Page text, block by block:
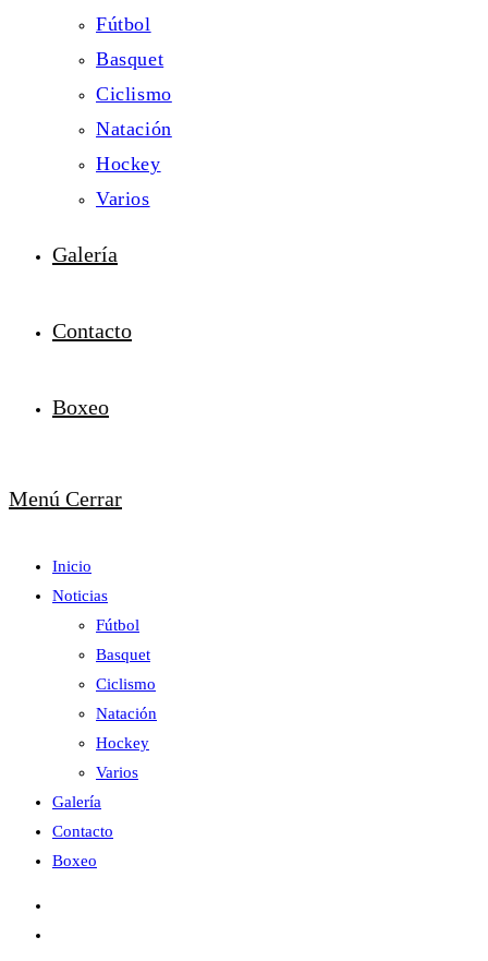
Fútbol
Basquet
Ciclismo
Natación
Hockey
Varios
Galería
Contacto
Boxeo
Menú Cerrar
Inicio
Noticias
Fútbol
Basquet
Ciclismo
Natación
Hockey
Varios
Galería
Contacto
Boxeo